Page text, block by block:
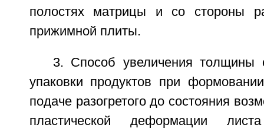
полостях матрицы и со стороны
прижимной плиты.
3. Способ увеличения толщины
упаковки продуктов при
подаче разогретого до состояния
пластической деформации